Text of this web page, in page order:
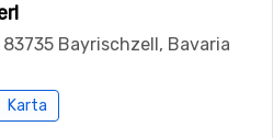
Bayrischzell, Bavaria
Karta